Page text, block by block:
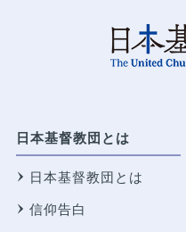
日本基督教団とは
日本基督教団とは
信仰告白